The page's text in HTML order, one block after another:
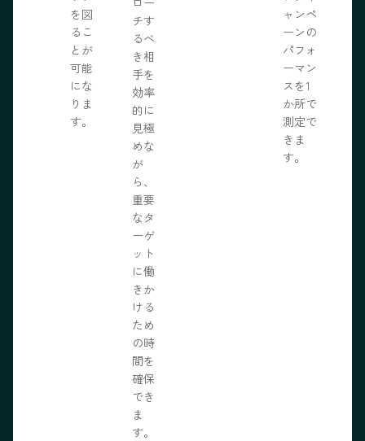
を図
るこ
とが
可能
にな
りま
す。
チす
るべ
き相
手を
効率
的に
見極
めな
が
ら、
重要
なタ
ーゲ
ット
に働
きか
ける
ため
の時
間を
確保
でき
ま
す。
ャンペ
ーンの
パフォ
ーマン
スを1
か所で
測定で
きま
す。